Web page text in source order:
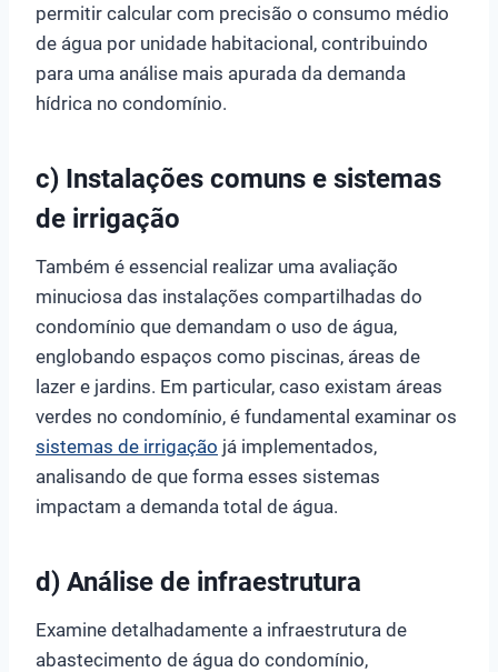
permitir calcular com precisão o consumo médio
de água por unidade habitacional, contribuindo
para uma análise mais apurada da demanda
hídrica no condomínio.
c) Instalações comuns e sistemas
de irrigação
Também é essencial realizar uma avaliação
minuciosa das instalações compartilhadas do
condomínio que demandam o uso de água,
englobando espaços como piscinas, áreas de
lazer e jardins. Em particular, caso existam áreas
verdes no condomínio, é fundamental examinar os
sistemas de irrigação já implementados,
analisando de que forma esses sistemas
impactam a demanda total de água.
d) Análise de infraestrutura
Examine detalhadamente a infraestrutura de
abastecimento de água do condomínio,